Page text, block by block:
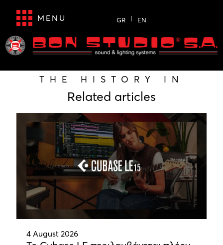
MENU GR EN
THE HISTORY IN
Related articles
4 August 2026